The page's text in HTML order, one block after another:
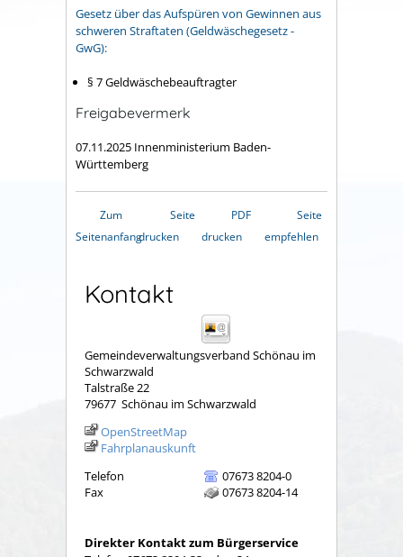
Gesetz über das Aufspüren von Gewinnen aus
schweren Straftaten (Geldwäschegesetz -
GwG):
§ 7 Geldwäschebeauftragter
Freigabevermerk
07.11.2025 Innenministerium Baden-
Württemberg
Zum
Seitenanfang
Seite
drucken
PDF
drucken
Seite
empfehlen
Kontakt
Gemeindeverwaltungsverband Schönau im
Schwarzwald
Talstraße 22
79677 Schönau im Schwarzwald
OpenStreetMap
Fahrplanauskunft
Telefon
07673 8204-0
Fax
07673 8204-14
Direkter Kontakt zum Bürgerservice